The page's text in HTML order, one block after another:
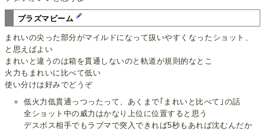
プラズマビーム
まれいの尖った部分がマイルドになって扱いやすくなったショット、
と思えばよい
まれいと違うのは箱を貫通しないのと軌道が規則的なとこ
火力もまれいに比べて低い
使い分けは好みでどうぞ
低火力低貫通っつったって、あくまで｢まれいと比べて｣の話
全ショット中の威力はかなり上位に位置すると思う
デスボス相手でもラブマで突入できれば5秒もあれば沈むんだか